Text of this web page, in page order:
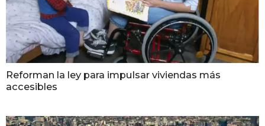
Reforman la ley para impulsar viviendas más
accesibles